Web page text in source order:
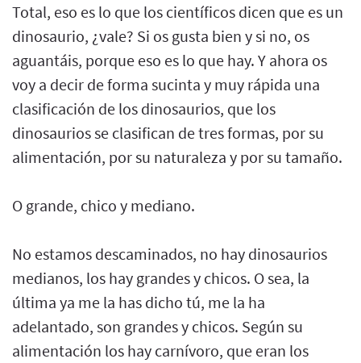
Total, eso es lo que los científicos dicen que es un
dinosaurio, ¿vale? Si os gusta bien y si no, os
aguantáis, porque eso es lo que hay. Y ahora os
voy a decir de forma sucinta y muy rápida una
clasificación de los dinosaurios, que los
dinosaurios se clasifican de tres formas, por su
alimentación, por su naturaleza y por su tamaño.
O grande, chico y mediano.
No estamos descaminados, no hay dinosaurios
medianos, los hay grandes y chicos. O sea, la
última ya me la has dicho tú, me la ha
adelantado, son grandes y chicos. Según su
alimentación los hay carnívoro, que eran los